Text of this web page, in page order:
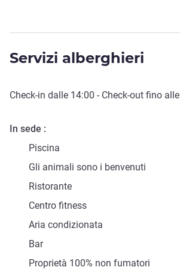
Servizi alberghieri
Check-in dalle 14:00 - Check-out fino alle
In sede
Piscina
Gli animali sono i benvenuti
Ristorante
Centro fitness
Aria condizionata
Bar
Proprietà 100% non fumatori